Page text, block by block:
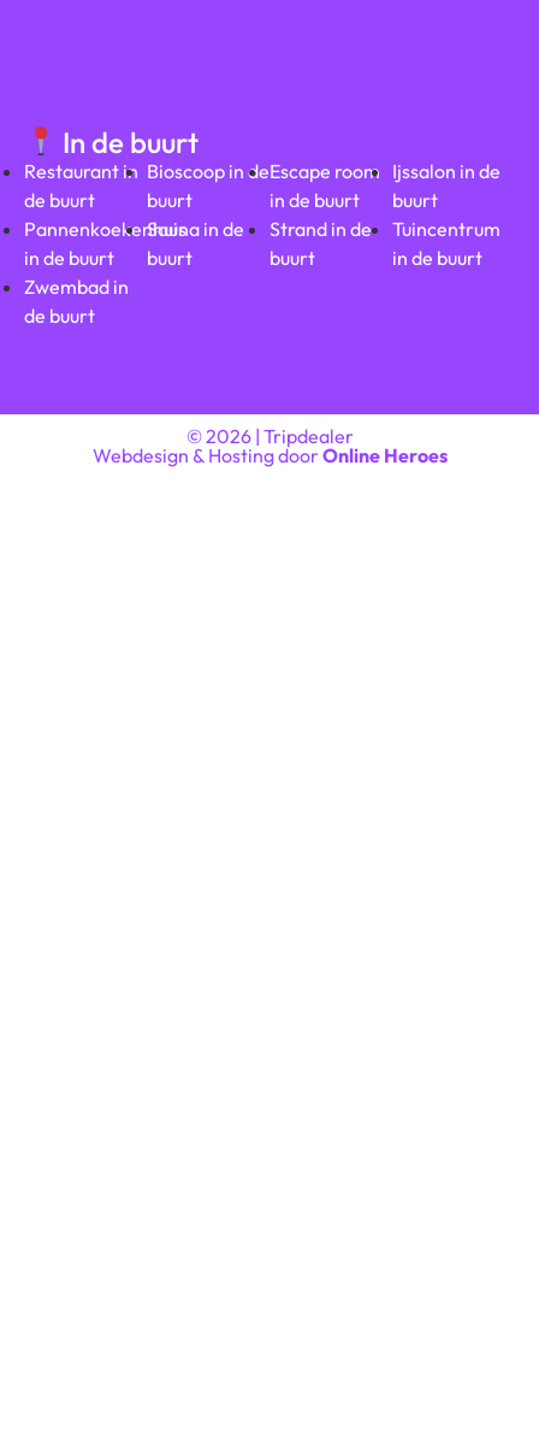
In de buurt
Restaurant in
de buurt
Pannenkoekenhuis
in de buurt
Zwembad in
de buurt
Bioscoop in de
buurt
Sauna in de
buurt
Escape room
in de buurt
Strand in de
buurt
Ijssalon in de
buurt
Tuincentrum
in de buurt
© 2026 | Tripdealer
Webdesign & Hosting doorOnline Heroes